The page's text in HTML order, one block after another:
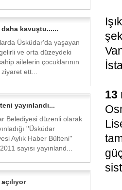
kavuştu......
Üsküdar'da yaşayan
ve orta düzeydeki
ailelerin çocuklarının
ziyaret ett...
yayınlandı...
Belediyesi düzenli olarak
''Üsküdar
Aylık Haber Bülteni''
sayısı yayınland...
13